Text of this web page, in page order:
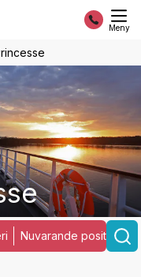
Meny
Nuvarande position